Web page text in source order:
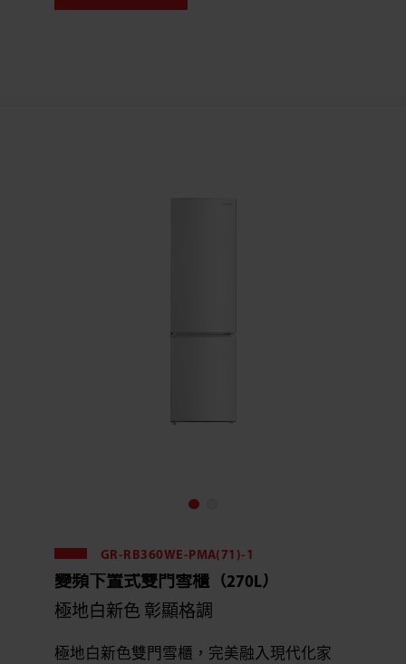
GR-RB360WE-PMA(71)-1
變頻下置式雙門雪櫃（270L）
極地白新色 彰顯格調
極地白新色雙門雪櫃，完美融入現代化家